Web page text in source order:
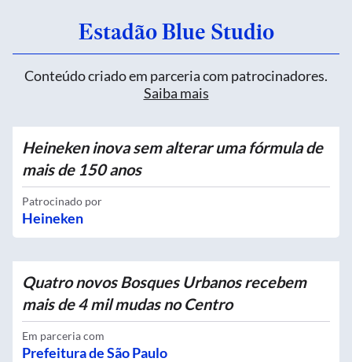
Estadão Blue Studio
Conteúdo criado em parceria com patrocinadores.
Saiba mais
Heineken inova sem alterar uma fórmula de
mais de 150 anos
Patrocinado por
Heineken
Quatro novos Bosques Urbanos recebem
mais de 4 mil mudas no Centro
Em parceria com
Prefeitura de São Paulo